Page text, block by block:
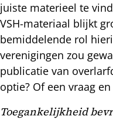
juiste materieel te
VSH-materiaal blijkt
bemiddelende rol
verenigingen zou
publicatie van
optie? Of een vraag
Toegankelijkheid